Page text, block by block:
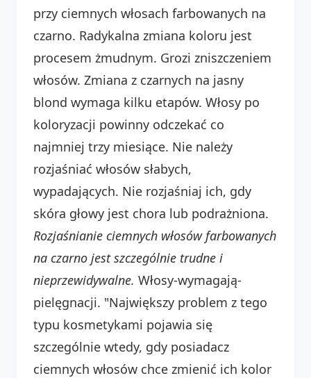
przy ciemnych włosach farbowanych na
czarno. Radykalna zmiana koloru jest
procesem żmudnym. Grozi zniszczeniem
włosów. Zmiana z czarnych na jasny
blond wymaga kilku etapów. Włosy po
koloryzacji powinny odczekać co
najmniej trzy miesiące. Nie należy
rozjaśniać włosów słabych,
wypadających. Nie rozjaśniaj ich, gdy
skóra głowy jest chora lub podrażniona.
Rozjaśnianie ciemnych włosów farbowanych
na czarno jest szczególnie trudne i
nieprzewidywalne. Włosy-wymagają-
pielęgnacji. "Największy problem z tego
typu kosmetykami pojawia się
szczególnie wtedy, gdy posiadacz
ciemnych włosów chce zmienić ich kolor